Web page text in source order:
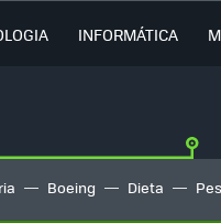
INFORMÁTICA
DIA Boeing Dieta